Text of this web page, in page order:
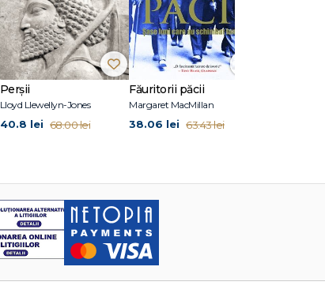
Perșii
Lloyd Llewellyn-Jones
40.8 lei 68.00 lei
Făuritorii păcii
Margaret MacMillan
38.06 lei 63.43 lei